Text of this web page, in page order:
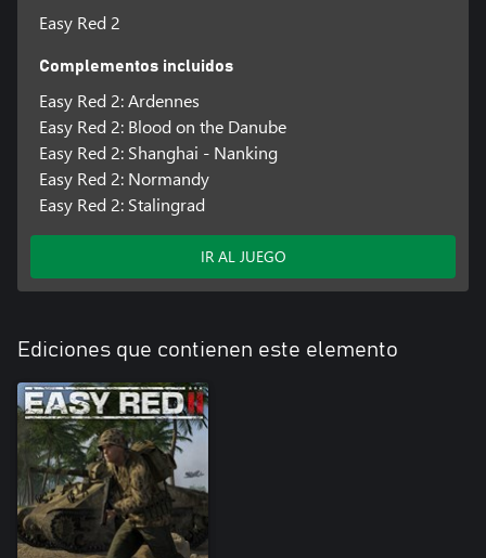
aprender a moverte con seguridad dentro de un escenario de
combate y mantener el casco en la cabeza sin que te disparen o
te lo vuelen.
Easy Red 2
Complementos incluidos
Easy Red 2: Ardennes
Easy Red 2: Blood on the Danube
Easy Red 2: Shanghai - Nanking
Easy Red 2: Normandy
Easy Red 2: Stalingrad
IR AL JUEGO
Ediciones que contienen este elemento